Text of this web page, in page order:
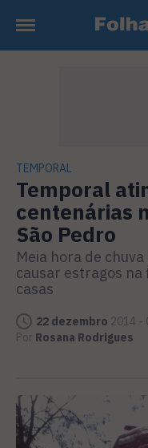
TEMPORAL
Temporal
centenárias
São Pedro
Meia hora de
causar estragos
casas
22 dezembro 2014 -
Por Rosana Rodrigues